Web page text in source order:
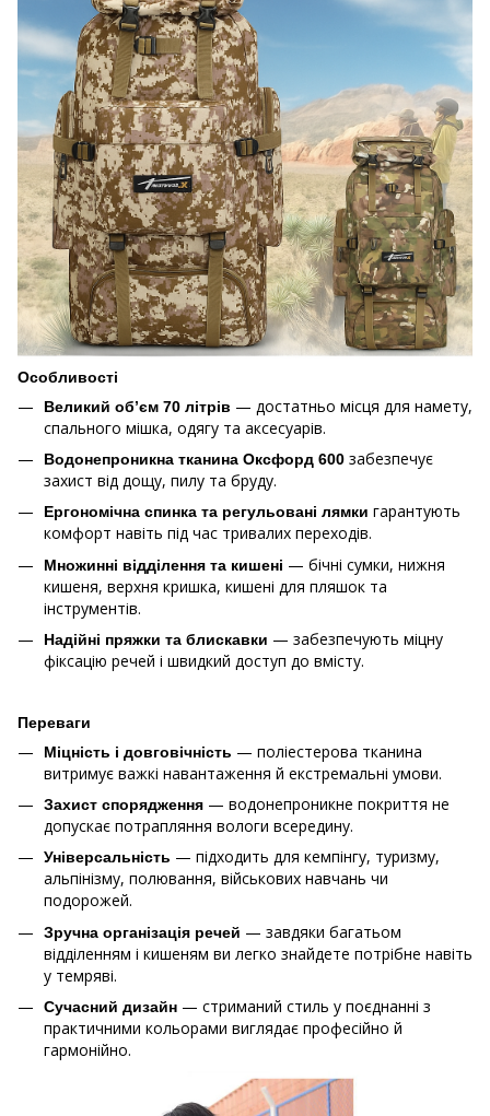
Особливості
Великий об’єм 70 літрів — достатньо місця для намету,
спального мішка, одягу та аксесуарів.
Водонепроникна тканина Оксфорд 600 забезпечує
захист від дощу, пилу та бруду.
Ергономічна спинка та регульовані лямки гарантують
комфорт навіть під час тривалих переходів.
Множинні відділення та кишені — бічні сумки, нижня
кишеня, верхня кришка, кишені для пляшок та
інструментів.
Надійні пряжки та блискавки — забезпечують міцну
фіксацію речей і швидкий доступ до вмісту.
Переваги
Міцність і довговічність — поліестерова тканина
витримує важкі навантаження й екстремальні умови.
Захист спорядження — водонепроникне покриття не
допускає потрапляння вологи всередину.
Універсальність — підходить для кемпінгу, туризму,
альпінізму, полювання, військових навчань чи
подорожей.
Зручна організація речей — завдяки багатьом
відділенням і кишеням ви легко знайдете потрібне навіть
у темряві.
Сучасний дизайн — стриманий стиль у поєднанні з
практичними кольорами виглядає професійно й
гармонійно.